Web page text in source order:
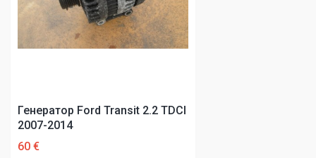
Генератор Ford Transit 2.2 TDCI
2007-2014
60 €